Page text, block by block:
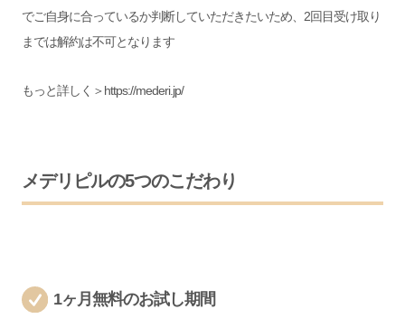
でご自身に合っているか判断していただきたいため、2回目受け取り
までは解約は不可となります
もっと詳しく＞https://mederi.jp/
メデリピルの5つのこだわり
1ヶ月無料のお試し期間